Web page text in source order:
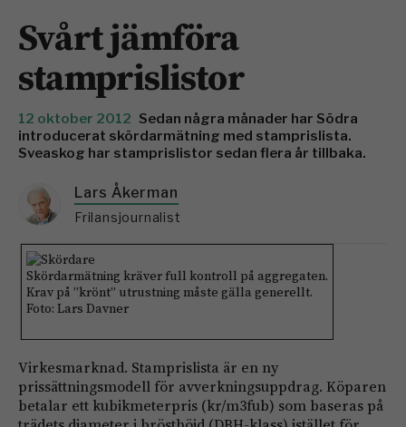
Svårt jämföra
stamprislistor
12 oktober 2012 Sedan några månader har Södra
introducerat skördarmätning med stamprislista.
Sveaskog har stamprislistor sedan flera år tillbaka.
Lars Åkerman
Frilansjournalist
Skördarmätning kräver full kontroll på aggregaten.
Krav på ”krönt” utrustning måste gälla generellt.
Foto: Lars Davner
Virkesmarknad. Stamprislista är en ny
prissättningsmodell för avverkningsuppdrag. Köparen
betalar ett kubikmeterpris (kr/m3fub) som baseras på